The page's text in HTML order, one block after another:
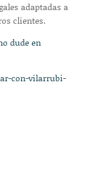
adaptadas a
clientes.
dude en
con-vilarrubi-